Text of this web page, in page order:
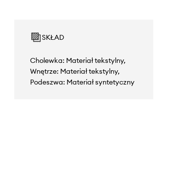
SKŁAD
Cholewka: Materiał tekstylny,
Wnętrze: Materiał tekstylny,
Podeszwa: Materiał syntetyczny